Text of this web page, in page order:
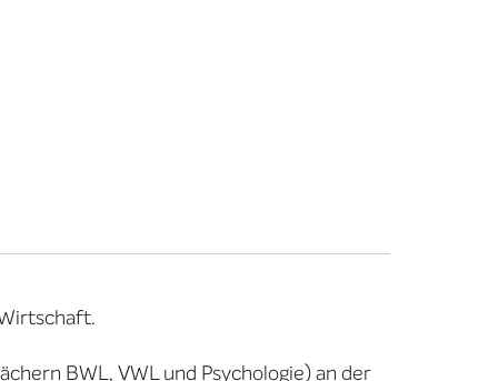
BWL, VWL und Psychologie) an der